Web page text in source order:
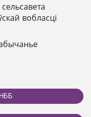
вобласці
НББ